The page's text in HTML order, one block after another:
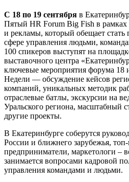
С 18 по 19 сентября в
Пятый HR Forum Big Fish в
и рекламы, который обещает
сфере управления людьми,
100 спикеров выступят на
выставочного центра
ключевые мероприятия форума 18
Недели — обсуждение кейсов
компаний, уникальных методик
отраслевые батлы, экскурсии на
Уральского региона, масштабный
другие проекты.
В Екатеринбурге соберутся
России и ближнего зарубежья,
предприниматели, маркетологи –
занимается вопросами кадровой
управления командами и людьми.